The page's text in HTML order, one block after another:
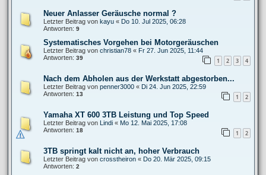
Neuer Anlasser Geräusche normal ?
Letzter Beitrag von kayu « Do 10. Jul 2025, 06:28
Antworten: 9
Systematisches Vorgehen bei Motorgeräuschen
Letzter Beitrag von christian78 « Fr 27. Jun 2025, 11:44
Antworten: 39 1 2 3 4
Nach dem Abholen aus der Werkstatt abgestorben...
Letzter Beitrag von penner3000 « Di 24. Jun 2025, 22:59
Antworten: 13 1 2
Yamaha XT 600 3TB Leistung und Top Speed
Letzter Beitrag von Lindi « Mo 12. Mai 2025, 17:08
Antworten: 18 1 2
3TB springt kalt nicht an, hoher Verbrauch
Letzter Beitrag von crosstheiron « Do 20. Mär 2025, 09:15
Antworten: 2